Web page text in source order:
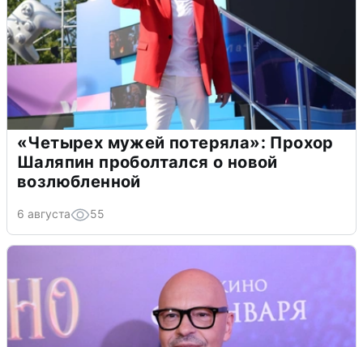
«Четырех мужей потеряла»: Прохор
Шаляпин проболтался о новой
возлюбленной
6 августа 55